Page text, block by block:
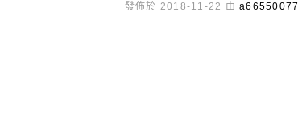
發佈於 2018-11-22 由 a66550077